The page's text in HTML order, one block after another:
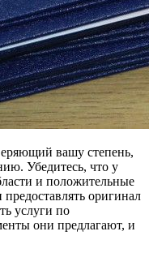
вашу степень,
Убедитесь, что у
и положительные
оригинал
услуги по
они предлагают, и